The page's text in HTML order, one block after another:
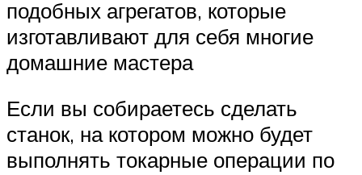
подобных агрегатов, которые
изготавливают для себя многие
домашние мастера
Если вы собираетесь сделать
станок, на котором можно будет
выполнять токарные операции по